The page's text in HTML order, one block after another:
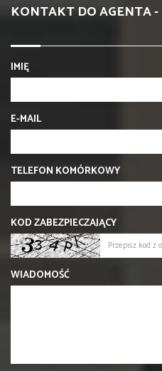
KONTAKT DO AGENTA
IMIĘ
E-MAIL
TELEFON KOMÓRKOWY
KOD ZABEZPIECZAJĄCY
WIADOMOŚĆ